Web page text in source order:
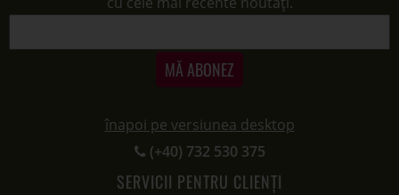
MĂ ABONEZ
înapoi pe versiunea desktop
(+40) 732 530 375
SERVICII PENTRU CLIENȚI